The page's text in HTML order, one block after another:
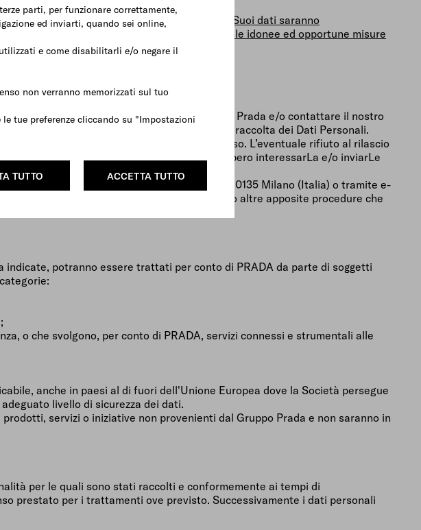
parti, per funzionare correttamente,
ed inviarti, quando sei online,
e come disabilitarli e/o negare il
non verranno memorizzati sul tuo
tue preferenze cliccando su "Impostazioni
ACCETTA TUTTO
TUTTO
di cui alle lettere (c) e (d) del paragrafo 2, in Suoi dati saranno
dell’Unione Europea), adottando tutte le idonee ed opportune misure
sui prodotti e servizi del Gruppo Prada e/o contattare il nostro
come obbligatori nei relativi moduli di raccolta dei Dati Personali.
rilascio da parte Sua di un esplicito consenso. L’eventuale rifiuto al rilascio
ed informarLa circa iniziative che potrebbero interessarLa e/o inviarLe
scrivendo a PRADA, Via A. Fogazzaro 28, 20135 Milano (Italia) o tramite e-
commerciali elettroniche ovvero altre apposite procedure che
potranno essere trattati per conto di PRADA da parte di soggetti
o che svolgono, per conto di PRADA, servizi connessi e strumentali alle
anche in paesi al di fuori dell'Unione Europea dove la Società persegue
livello di sicurezza dei dati.
servizi o iniziative non provenienti dal Gruppo Prada e non saranno in
per le quali sono stati raccolti e conformemente ai tempi di
prestato per i trattamenti ove previsto. Successivamente i dati personali